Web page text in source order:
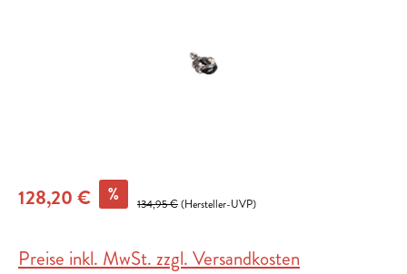
128,20 € % 134,95 €(Hersteller-UVP)
Preise inkl. MwSt. zzgl. Versandkosten